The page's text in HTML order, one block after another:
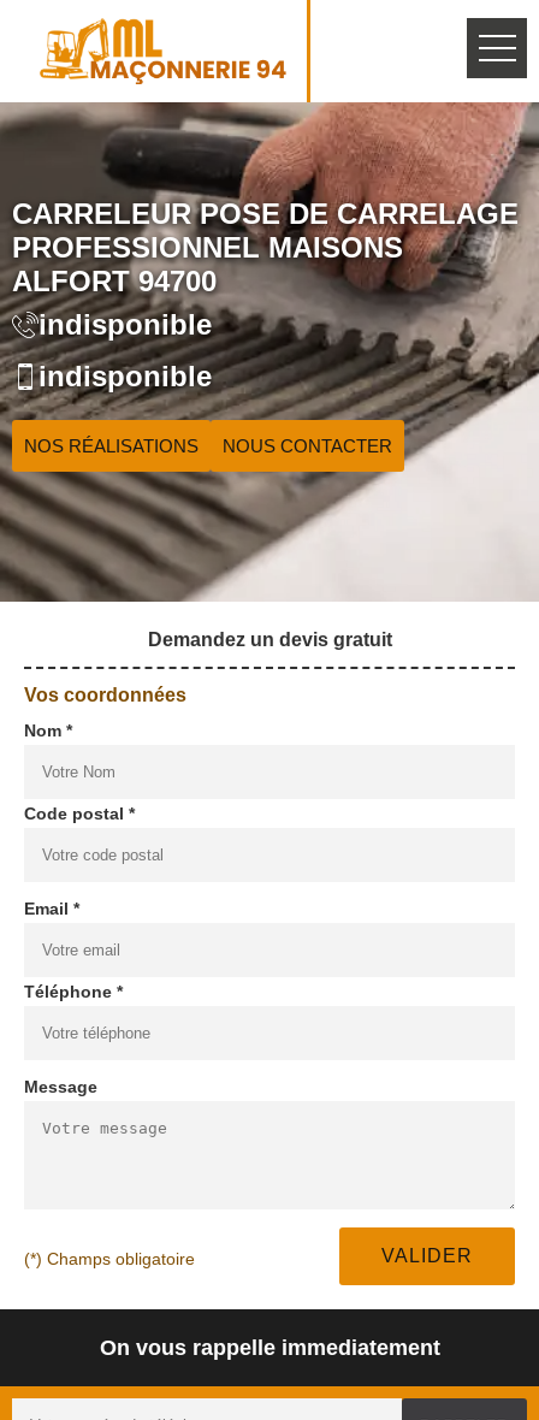
CARRELEUR POSE DE CARRELAGE
PROFESSIONNEL MAISONS
ALFORT 94700
indisponible
indisponible
NOS RÉALISATIONS NOUS CONTACTER
Demandez un devis gratuit
Vos coordonnées
Nom *
Code postal *
Email *
Téléphone *
Message
(*) Champs obligatoire
On vous rappelle immediatement